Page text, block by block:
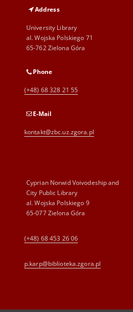
Address
University Library
al. Wojska Polskiego 71
65-762 Zielona Góra
Phone
(+48) 68 328 21 55
E-Mail
kontakt@zbc.uz.zgora.pl
Cyprian Norwid Voivodeship and
City Public Library
al. Wojska Polskiego 9
65-077 Zielona Góra
(+48) 68 453 26 06
p.karp@biblioteka.zgora.pl